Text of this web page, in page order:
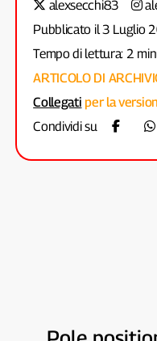
alexsecchi83
Pubblicato il 3 Luglio
Tempo di lettura: 2
ARTICOLO DI
Collegati per la
Condividi su